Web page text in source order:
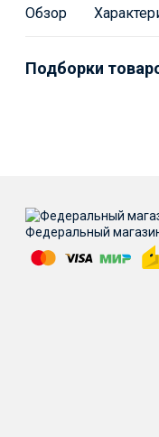
Обзор
Подборки
Федеральный